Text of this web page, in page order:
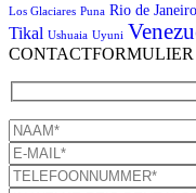
Los Glaciares Puna Rio de Janeiro
Tikal Ushuaia Uyuni
CONTACTFORMULIER